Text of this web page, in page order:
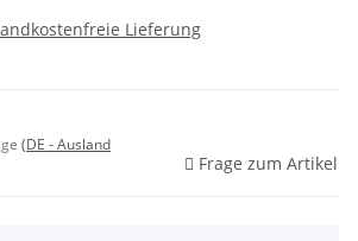
Lieferung
(DE - Ausland
Frage zum Artikel